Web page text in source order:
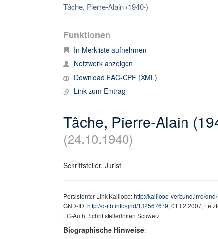
Tâche, Pierre-Alain (1940-)
Funktionen
In Merkliste aufnehmen
Netzwerk anzeigen
Download EAC-CPF (XML)
Link zum Eintrag
Tâche, Pierre-Alain
(24.10.1940)
Schriftsteller, Jurist
Persistenter Link Kalliope:http://kalliope-verbund.info/
GND-ID:http://d-nb.info/gnd/132567679, 01.02.2007,
LC-Auth, SchriftstellerInnen Schweiz
Biographische Hinweise: